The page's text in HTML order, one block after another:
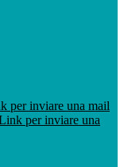
per inviare una mail
per inviare una